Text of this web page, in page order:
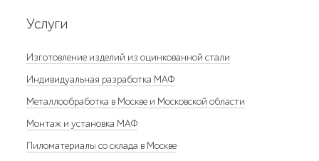
Услуги
Изготовление изделий из оцинкованной стали
Индивидуальная разработка МАФ
Металлообработка в Москве и Московской области
Монтаж и установка МАФ
Пиломатериалы со склада в Москве